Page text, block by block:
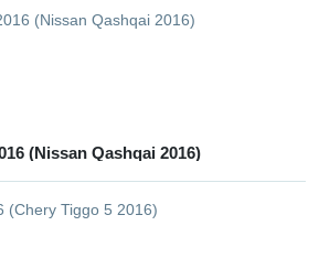
(Nissan Qashqai 2016)